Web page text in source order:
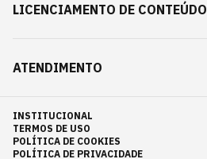
LICENCIAMENTO DE CONTEÚDO
ATENDIMENTO
INSTITUCIONAL
TERMOS DE USO
POLÍTICA DE COOKIES
POLÍTICA DE PRIVACIDADE